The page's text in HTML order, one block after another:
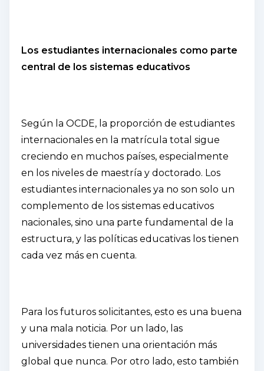
Los estudiantes internacionales como parte
central de los sistemas educativos
Según la OCDE, la proporción de estudiantes
internacionales en la matrícula total sigue
creciendo en muchos países, especialmente
en los niveles de maestría y doctorado. Los
estudiantes internacionales ya no son solo un
complemento de los sistemas educativos
nacionales, sino una parte fundamental de la
estructura, y las políticas educativas los tienen
cada vez más en cuenta.
Para los futuros solicitantes, esto es una buena
y una mala noticia. Por un lado, las
universidades tienen una orientación más
global que nunca. Por otro lado, esto también